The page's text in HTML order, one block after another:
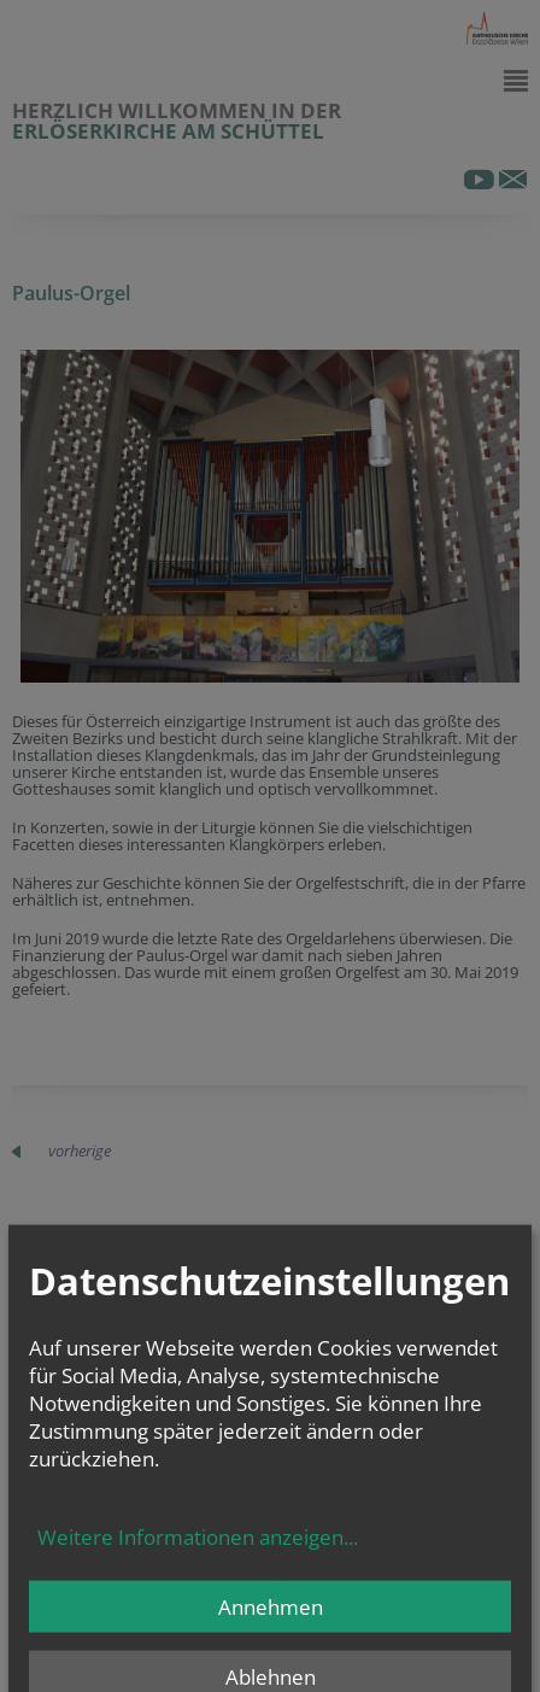
HERZLICH WILLKOMMEN IN DER
ERLÖSERKIRCHE AM SCHÜTTEL
Paulus-Orgel
Dieses für Österreich einzigartige Instrument ist auch das größte des
Zweiten Bezirks und besticht durch seine klangliche Strahlkraft. Mit der
Installation dieses Klangdenkmals, das im Jahr der Grundsteinlegung
unserer Kirche entstanden ist, wurde das Ensemble unseres
Gotteshauses somit klanglich und optisch vervollkommnet.
In Konzerten, sowie in der Liturgie können Sie die vielschichtigen
Facetten dieses interessanten Klangkörpers erleben.
Näheres zur Geschichte können Sie der Orgelfestschrift, die in der Pfarre
erhältlich ist, entnehmen.
Im Juni 2019 wurde die letzte Rate des Orgeldarlehens überwiesen. Die
Finanzierung der Paulus-Orgel war damit nach sieben Jahren
abgeschlossen. Das wurde mit einem großen Orgelfest am 30. Mai 2019
gefeiert.
vorherige
PFARRE AM SCHÜTTEL
Rustenschacherallee 14,
farrkanzlei:
und nach Vereinbarung
Datenschutzeinstellungen
Auf unserer Webseite werden Cookies verwendet
für Social Media, Analyse, systemtechnische
Notwendigkeiten und Sonstiges. Sie können Ihre
Zustimmung später jederzeit ändern oder
zurückziehen.
Weitere Informationen anzeigen...
Ablehnen
Annehmen